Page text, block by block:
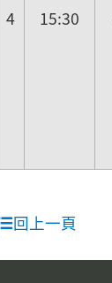
4 15:30
回上一頁